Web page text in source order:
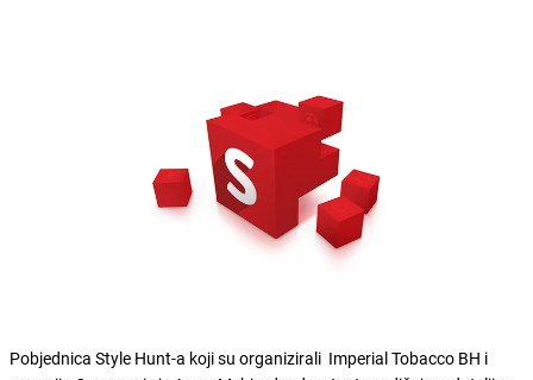
Pobjednica Style Hunt-a koji su organizirali Imperial Tobacco BH i